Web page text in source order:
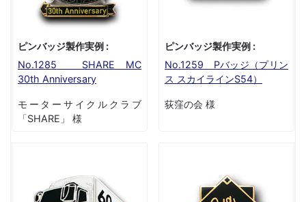
ピンバッジ製作実例 :
No.1285 SHARE MC
30th Anniversary
モーターサイクルクラブ
「SHARE」 様
ピンバッジ製作実例 :
No.1259 Pバッジ（プリン
ス スカイラインS54）
荻窪の会 様